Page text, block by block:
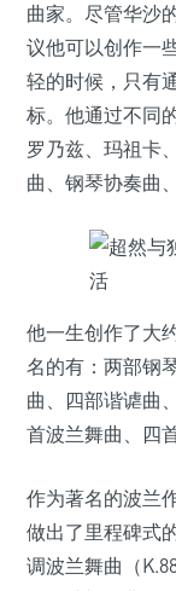
曲家。尽管华沙
议他可以创作一
轻的时候，只有
标。他通过不同
罗乃兹、玛祖卡
曲、钢琴协奏曲
他一生创作了大
名的有：两部钢
曲、四部谐谑曲
首波兰舞曲、四
作为著名的波兰
做出了里程碑式
调波兰舞曲（